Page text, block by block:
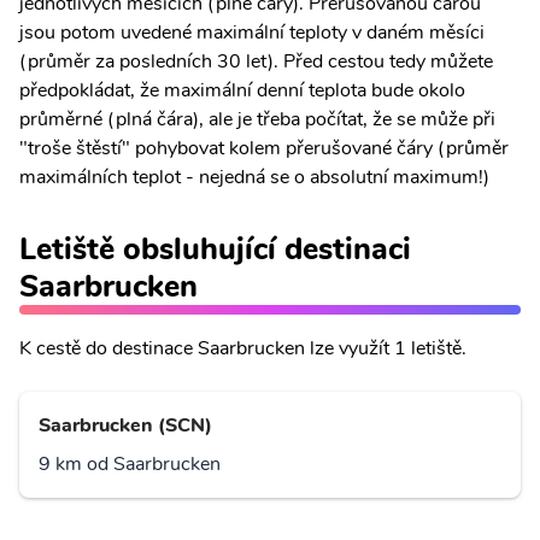
jsou potom uvedené maximální teploty v daném měsíci
(průměr za posledních 30 let). Před cestou tedy můžete
předpokládat, že maximální denní teplota bude okolo
průměrné (plná čára), ale je třeba počítat, že se může při
"troše štěstí" pohybovat kolem přerušované čáry (průměr
maximálních teplot - nejedná se o absolutní maximum!)
Letiště obsluhující destinaci
Saarbrucken
K cestě do destinace Saarbrucken lze využít 1 letiště.
Saarbrucken (SCN)
9 km od Saarbrucken